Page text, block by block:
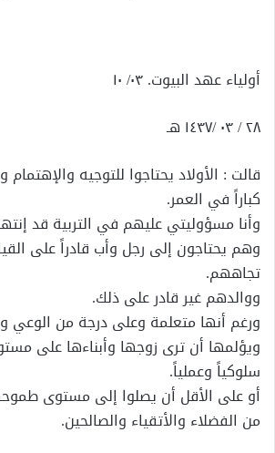
أولياء عهد البيوت. ٠٣/ ١٠
٢٨ / ٠٣ /١٤٣٧ هـ
قالت : الأولاد يحتاجوا للتوجيه
كباراً في العمر.
وأنا مسؤوليتي عليهم في التربية قد
وهم يحتاجون إلى رجل وأب قادراً على
تجاههم.
ووالدهم غير قادر على ذلك.
ورغم أنها متعلمة وعلى درجة من الوعي
ويؤلمها أن ترى زوجها وأبناءها على
سلوكياً وعملياً.
أو على الأقل أن يصلوا إلى مستوى
من الفضلاء والأتقياء والصالحين.